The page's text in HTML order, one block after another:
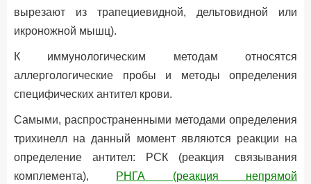
вырезают из трапециевидной, дельтовидной или
икроножной мышц).
К иммунологическим методам относятся
аллергологические пробы и методы определения
специфических антител крови.
Самыми, распространенными методами определения
трихинелл на данный момент являются реакции на
определение антител: РСК (реакция связывания
комплемента), РНГА (реакция непрямой